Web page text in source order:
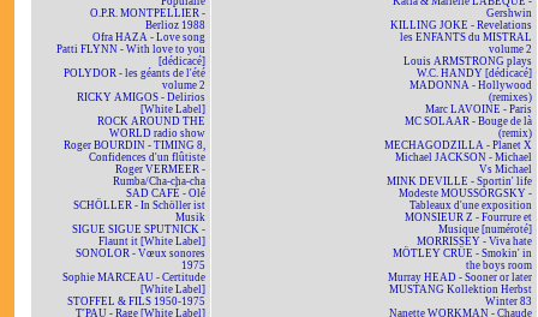
O.P.R. MONTPELLIER -
Berlioz 1988
Ofra HAZA - Love song
Patti FLYNN - With love to you
[dédicacé]
POLYDOR - les géants de l'été
volume 2
RICKY AMIGOS - Delirios
[White Label]
ROCK AROUND THE
WORLD radio show
Roger BOURDIN - TIMING 8,
Confidences d'un flûtiste
Roger VERMEER -
Rumba/Cha-cha-cha
SAD CAFÉ - Olé
SCHÖLLER - In Schöller ist
Musik
SIGUE SIGUE SPUTNICK -
Flaunt it [White Label]
SONOLOR - Vœux sonores
1975
Sophie MARCEAU - Certitude
[White Label]
STOFFEL & FILS 1950-1975
T'PAU - Rage [White Label]
Gershwin
KILLING JOKE - Revelations
les ENFANTS du MISTRAL
volume 2
Louis ARMSTRONG plays
W.C. HANDY [dédicacé]
MADONNA - Hollywood
(remixes)
Marc LAVOINE - Paris
MC SOLAAR - Bouge de là
(remix)
MECHAGODZILLA - Planet X
Michael JACKSON - Michael
Vs Michael
MINK DEVILLE - Sportin' life
Modeste MOUSSORGSKY -
Tableaux d'une exposition
MONSIEUR Z - Fourrure et
Musique [numéroté]
MORRISSEY - Viva hate
MÖTLEY CRÜE - Smokin' in
the boys room
Murray HEAD - Sooner or later
MUSTANG Kollektion Herbst
Winter 83
Nanette WORKMAN - Chaude